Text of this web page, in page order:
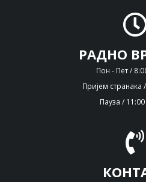
РАДНО
Пон - Пет /
Пријем странака
Пауза /